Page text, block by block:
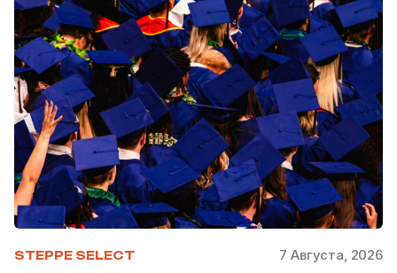
STEPPE SELECT 7 Августа, 2026